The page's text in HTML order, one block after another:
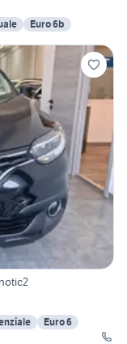
Euro 6b
Euro 6